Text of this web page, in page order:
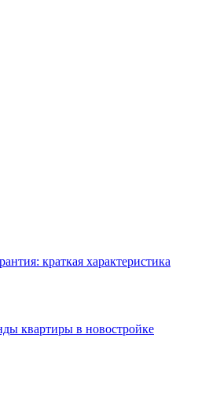
краткая характеристика
квартиры в новостройке